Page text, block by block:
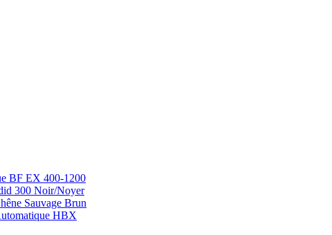
BF EX 400-1200
300 Noir/Noyer
Sauvage Brun
HBX